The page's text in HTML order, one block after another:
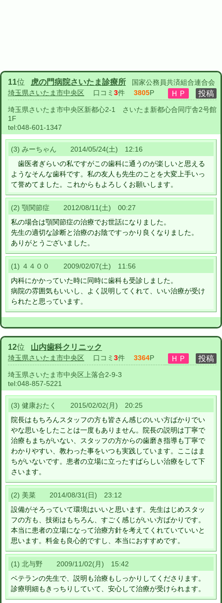
11位 虎の門病院さいたま診療所
国家公務員共済組合連合会
埼玉県さいたま市中央区 口コミ 3件 3805P
埼玉県さいたま市中央区新都心2-1 さいたま新都心合同庁舎2号館
1F
tel:048-601-1347
(3) みーちゃん 2014/05/24(土) 12:16
歯医者ぎらいの私ですがこの歯科に通うのが楽しいと思える
ようなそんな歯科です。私の友人も先生のことを大変上手いっ
て誉めてました。これからもよろしくお願いします。
(2) 顎関節症 2012/08/11(土) 00:27
私の場合は顎関節症の治療でお世話になりました。
先生の適切な診断と治療のお陰ですっかり良くなりました。
ありがとうございました。
(1) ４４００ 2009/02/07(土) 11:56
内科にかかっていた時に同時に歯科も受診しました。
病院の雰囲気もいいし、よく説明してくれて、いい治療が受け
られたと思っています。
12位 山内歯科クリニック
埼玉県さいたま市中央区 口コミ 3件 3364P
埼玉県さいたま市中央区上落合2-9-3
tel:048-857-5221
(3) 健康おたく 2015/02/02(月) 20:25
院長はもちろんスタッフの方も皆さん感じのいい方ばかりでい
やな思いをしたことは一度もありません。院長の説明は丁寧で
治療もまちがいない、スタッフの方からの歯磨き指導も丁寧で
わかりやすい、教わった事をいつも実践しています。ここはま
ちがいないです。患者の立場に立ったすばらしい治療をして下
さいます。
(2) 美菜 2014/08/31(日) 23:12
設備がそろっていて環境はいいと思います。先生はじめスタッ
フの方も、技術はもちろん、すごく感じがいい方ばかりです。
本当に患者の立場になって治療方針を考えてくれていていいと
思います。料金も良心的ですし、本当におすすめです。
(1) 北与野 2009/11/02(月) 15:42
ベテランの先生で、説明も治療もしっかりしてくださります。
診療明細もきっちりしていて、安心して治療が受けられます。